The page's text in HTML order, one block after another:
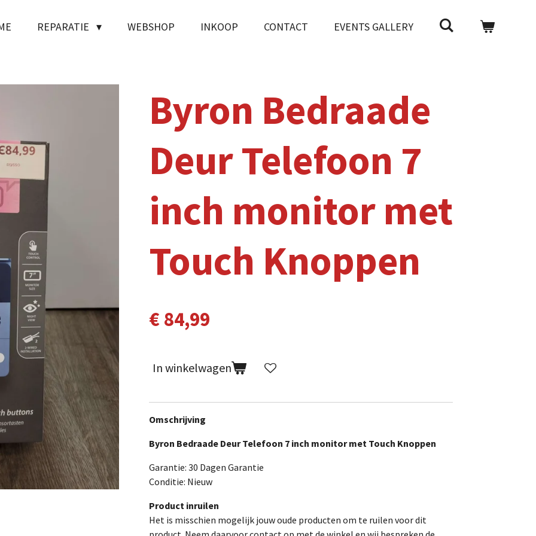
REPARATIE WEBSHOP INKOOP CONTACT EVENTS GALLERY
Byron Bedraade
Deur Telefoon 7
inch monitor met
Touch Knoppen
€ 84,99
In winkelwagen
Omschrijving
Byron Bedraade Deur Telefoon 7 inch monitor met Touch Knoppen
Garantie: 30 Dagen Garantie
Conditie: Nieuw
Product inruilen
Het is misschien mogelijk jouw oude producten om te ruilen voor dit